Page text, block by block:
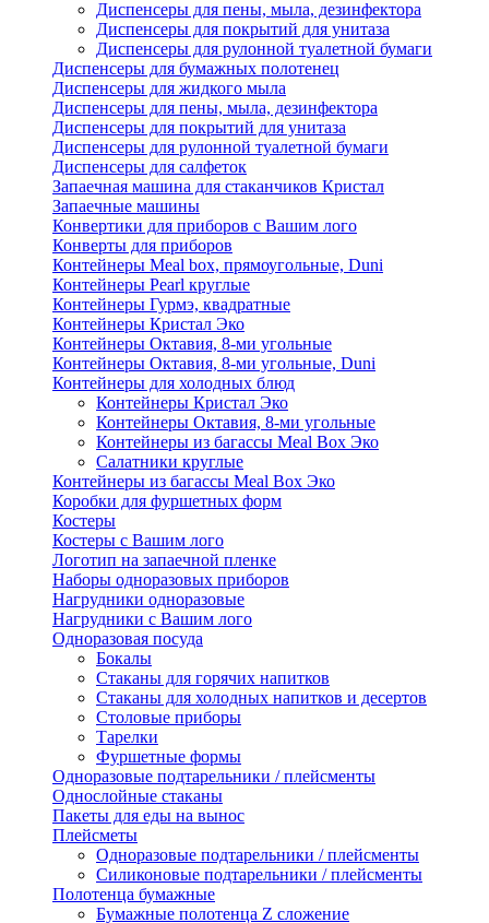
Диспенсеры для пены, мыла, дезинфектора
Диспенсеры для покрытий для унитаза
Диспенсеры для рулонной туалетной бумаги
Диспенсеры для бумажных полотенец
Диспенсеры для жидкого мыла
Диспенсеры для пены, мыла, дезинфектора
Диспенсеры для покрытий для унитаза
Диспенсеры для рулонной туалетной бумаги
Диспенсеры для салфеток
Запаечная машина для стаканчиков Кристал
Запаечные машины
Конвертики для приборов с Вашим лого
Конверты для приборов
Контейнеры Meal box, прямоугольные, Duni
Контейнеры Pearl круглые
Контейнеры Гурмэ, квадратные
Контейнеры Кристал Эко
Контейнеры Октавия, 8-ми угольные
Контейнеры Октавия, 8-ми угольные, Duni
Контейнеры для холодных блюд
Контейнеры Кристал Эко
Контейнеры Октавия, 8-ми угольные
Контейнеры из багассы Meal Box Эко
Салатники круглые
Контейнеры из багассы Meal Box Эко
Коробки для фуршетных форм
Костеры
Костеры с Вашим лого
Логотип на запаечной пленке
Наборы одноразовых приборов
Нагрудники одноразовые
Нагрудники с Вашим лого
Одноразовая посуда
Бокалы
Стаканы для горячих напитков
Стаканы для холодных напитков и десертов
Столовые приборы
Тарелки
Фуршетные формы
Одноразовые подтарельники / плейсменты
Однослойные стаканы
Пакеты для еды на вынос
Плейсметы
Одноразовые подтарельники / плейсменты
Силиконовые подтарельники / плейсменты
Полотенца бумажные
Бумажные полотенца Z сложение